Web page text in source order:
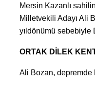
Mersin Kazanlı
Milletvekili Adayı Ali
yıldönümü sebebiyle
ORTAK DİLEK
Ali Bozan, depremde